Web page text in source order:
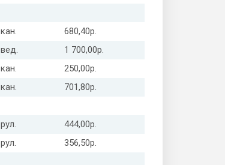
кан.
680,40р.
вед.
1 700,00р.
кан.
250,00р.
кан.
701,80р.
рул.
444,00р.
рул.
356,50р.